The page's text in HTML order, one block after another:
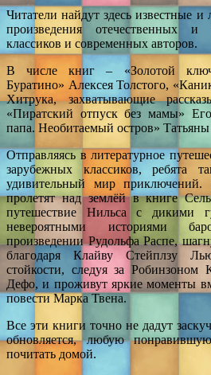
Читатели найдут здесь известные
произведения отечественных и
классиков и современных авторов.
В числе книг – «Золотой
Буратино» Алексея Толстого,
Хитрука, захватывающие
«Пиратский отпуск без мамы»
папа. Необитаемый остров» Татьяны
Отправляясь в литературное
зарубежных классиков, ребята
удивительный мир
пролетят над землёй в книге
путешествие Нильса с дикими
невероятными историями
произведении Рудольфа Распе,
благодаря Клайву Стейплзу
стойкости, следуя за
Дефо, и проживут яркие моменты
повести Марка Твена.
Все эти книги точно не дадут
обновляется, любую
почитать домой.